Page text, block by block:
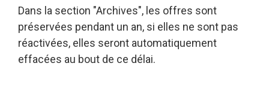
Dans la section "Archives", les offres sont
préservées pendant un an, si elles ne sont pas
réactivées, elles seront automatiquement
effacées au bout de ce délai.